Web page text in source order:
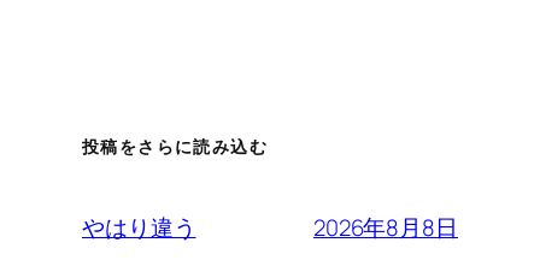
投稿をさらに読み込む
やはり違う 2026年8月8日